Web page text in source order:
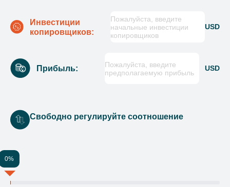
Инвестиции
копировщиков:
Пожалуйста, введите
начальные инвестиции
копировщиков
USD
Прибыль:
Пожалуйста, введите
предполагаемую прибыль
USD
Свободно регулируйте соотношение
0%